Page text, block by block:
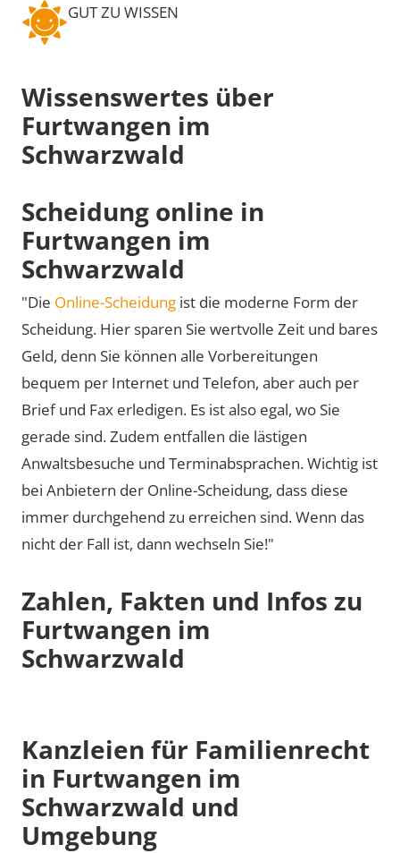
GUT ZU WISSEN
Wissenswertes über
Furtwangen im
Schwarzwald
Scheidung online in
Furtwangen im
Schwarzwald
"Die Online-Scheidung ist die moderne Form der
Scheidung. Hier sparen Sie wertvolle Zeit und bares
Geld, denn Sie können alle Vorbereitungen
bequem per Internet und Telefon, aber auch per
Brief und Fax erledigen. Es ist also egal, wo Sie
gerade sind. Zudem entfallen die lästigen
Anwaltsbesuche und Terminabsprachen. Wichtig ist
bei Anbietern der Online-Scheidung, dass diese
immer durchgehend zu erreichen sind. Wenn das
nicht der Fall ist, dann wechseln Sie!"
Zahlen, Fakten und Infos zu
Furtwangen im
Schwarzwald
Kanzleien für Familienrecht
in Furtwangen im
Schwarzwald und
Umgebung